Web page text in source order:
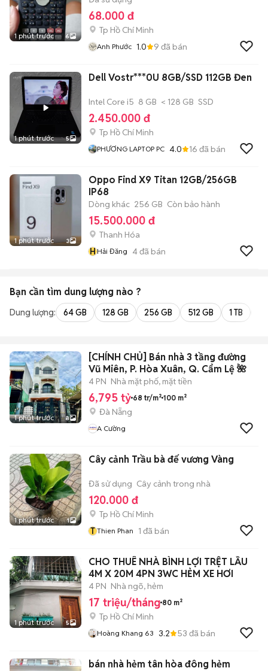
1 phút trước 6
68.000 đ
Tp Hồ Chí Minh
Anh Phước 1.0 9 đã bán
1 phút trước 5
Dell Vostr***0U 8GB/SSD 112GB Đen
Intel Core i5 8 GB < 128 GB SSD
2.450.000 đ
Tp Hồ Chí Minh
PHƯƠNG LAPTOP PC 4.0 16 đã bán
1 phút trước 3
Oppo Find X9 Titan 12GB/256GB
IP68
Dòng khác 256 GB Còn bảo hành
15.500.000 đ
Thanh Hóa
HHải Đăng 4đã bán
Bạn cần tìm dung lượng nào ?
Dung lượng: 64 GB 128 GB 256 GB 512 GB 1 TB
1 phút trước 8
[CHÍNH CHỦ] Bán nhà 3 tầng đường
Vũ Miên, P. Hòa Xuân, Q. Cẩm Lệ 🌺
4 PN Nhà mặt phố, mặt tiền
6,795 tỷ 68 tr/m² 100 m²
Đà Nẵng
A Cường
1 phút trước 1
Cây cảnh Trầu bà đế vương Vàng
Đã sử dụng Cây cảnh trong nhà
120.000 đ
Tp Hồ Chí Minh
T Thien Phan 1 đã bán
1 phút trước 5
CHO THUÊ NHÀ BÌNH LỢI TRỆT LẦU
4M X 20M 4PN 3WC HẺM XE HƠI
4 PN Nhà ngõ, hẻm
17 triệu/tháng 80 m²
Tp Hồ Chí Minh
Hoàng Khang 63 3.2 53 đã bán
bán nhà hẻm tân hòa đông hẻm